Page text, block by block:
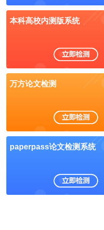
本科高校内测版系统
万方论文检测
paperpass论文检测系统